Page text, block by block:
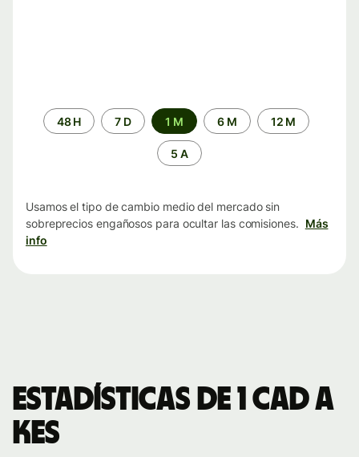
Periodo48 H 7 D 1 M 6 M 12 M
5 A
Usamos el tipo de cambio medio del mercado sin
sobreprecios engañosos para ocultar las comisiones. Más
info
Estadísticas de 1 CAD a
KES